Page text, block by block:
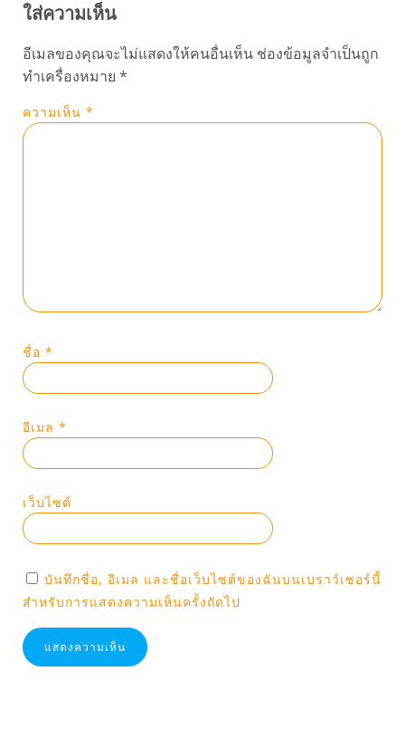
ใส่ความเห็น
อีเมลของคุณจะไม่แสดงให้คนอื่นเห็น ช่องข้อมูลจำเป็นถูก
ทำเครื่องหมาย *
ความเห็น *
ชื่อ *
อีเมล *
เว็บไซต์
บันทึกชื่อ, อีเมล และชื่อเว็บไซต์ของฉันบนเบราว์เซอร์นี้
สำหรับการแสดงความเห็นครั้งถัดไป